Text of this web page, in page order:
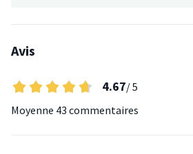
Avis
4.67/ 5
Moyenne 43 commentaires